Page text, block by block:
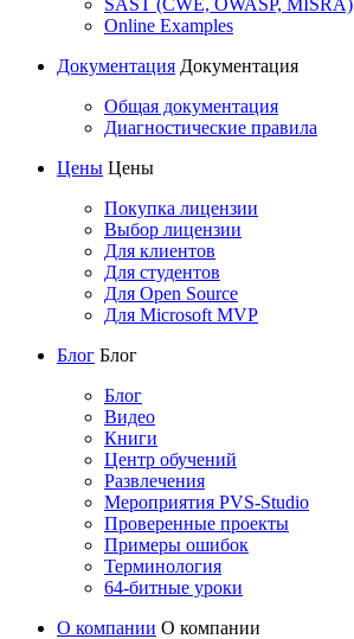
SAST (CWE, OWASP, MISRA)
Online Examples
Документация Документация
Общая документация
Диагностические правила
Цены Цены
Покупка лицензии
Выбор лицензии
Для клиентов
Для студентов
Для Open Source
Для Microsoft MVP
Блог Блог
Блог
Видео
Книги
Центр обучений
Развлечения
Мероприятия PVS-Studio
Проверенные проекты
Примеры ошибок
Терминология
64-битные уроки
О компании О компании